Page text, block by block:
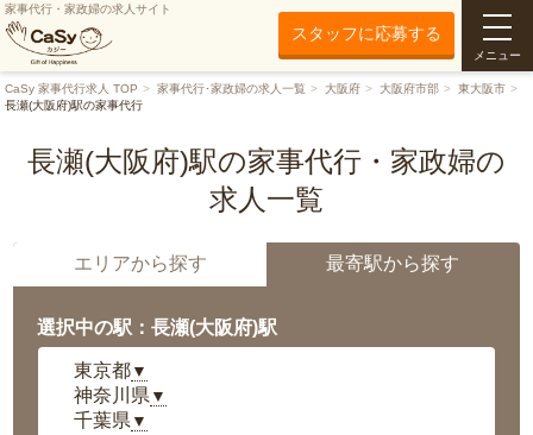
家事代行・家政婦の求人サイト
スタッフに応募する
メニュー
CaSy 家事代行求人 TOP 家事代行･家政婦の求人一覧 大阪府 大阪府市部
東大阪市
長瀬(大阪府)駅の家事代行
長瀬(大阪府)駅の家事代行・家政婦の
求人一覧
エリアから探す 最寄駅から探す
選択中の駅：長瀬(大阪府)駅
東京都▼
神奈川県 ▼
千葉県 ▼